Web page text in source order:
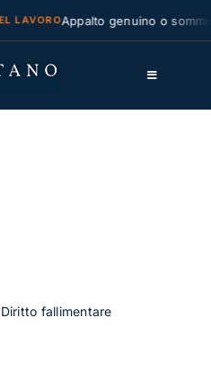
Appalto genuino o
Toggle
fallimentare